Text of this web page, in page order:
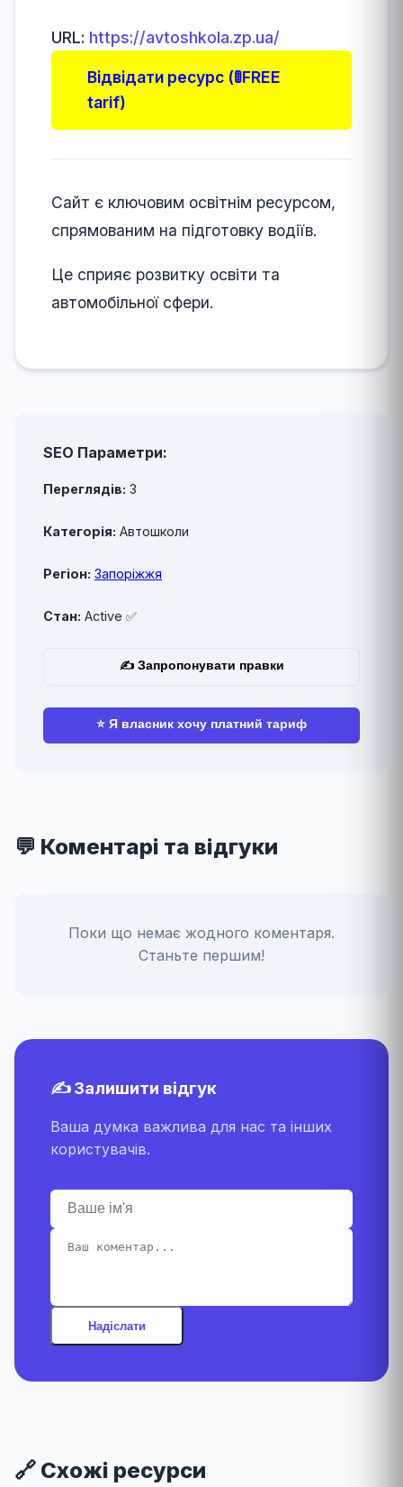
URL: https://avtoshkola.zp.ua/
Відвідати ресурс (🚦FREE
tarif)
Сайт є ключовим освітнім ресурсом,
спрямованим на підготовку водіїв.
Це сприяє розвитку освіти та
автомобільної сфери.
SEO Параметри:
Переглядів: 3
Категорія: Автошколи
Регіон: Запоріжжя
Стан: Active ✅
✍ Запропонувати правки
⭐ Я власник хочу платний тариф
💬 Коментарі та відгуки
Поки що немає жодного коментаря.
Станьте першим!
✍️ Залишити відгук
Ваша думка важлива для нас та інших
користувачів.
Надіслати
🔗 Схожі ресурси